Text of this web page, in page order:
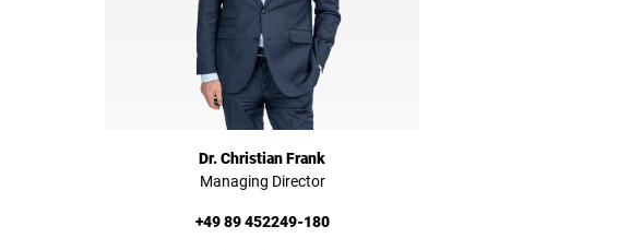
Dr. Christian Frank
Managing Director
+49 89 452249-180